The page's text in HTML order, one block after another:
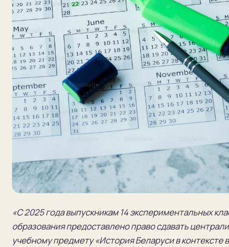
«С 2025 года выпускникам 14 экспериментальных
образования предоставлено право сдавать
учебному предмету «История Беларуси в